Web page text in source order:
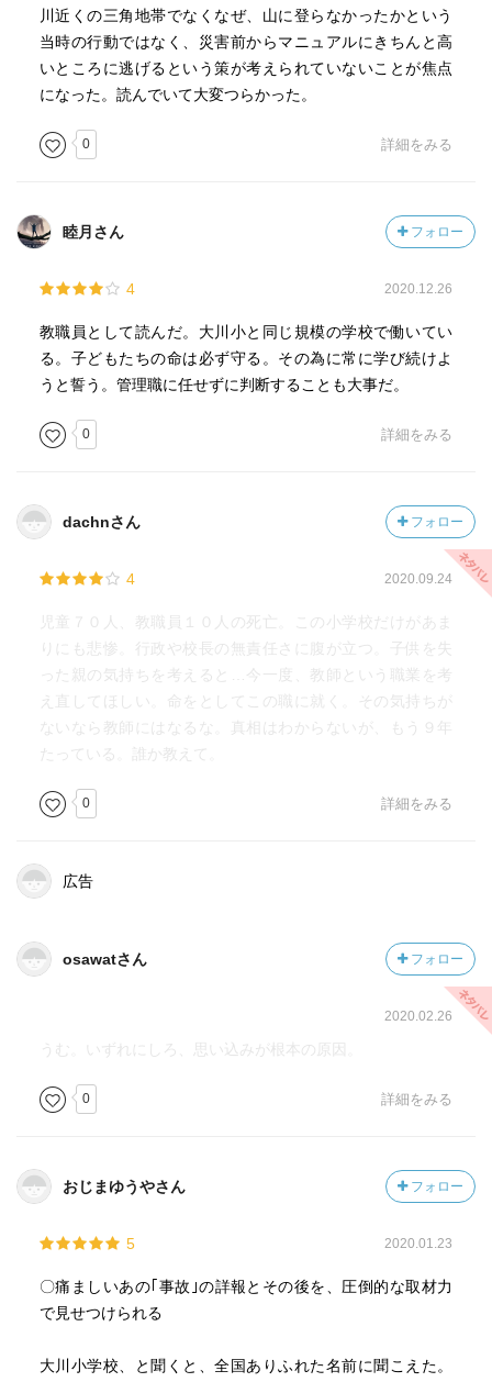
後の対策が求められる。
その意義を強調し、それに触発された他自治体の動きを取
り上げて、この本は締めくくられている。
遺族にとって、1審・2審とも前を向ける判決でもなく、情
報開示でもない。そこは疑いようがない。
ては得るべき部分もあったのではないか、というのが河北
新報なりの解釈なのかな、と。
それが正しい解釈なのかは…よくわからない。
ただ…こういう「どれも100点の答えにはならない問い」に
答えを出すのって学校は苦手。
な状況の中での一縷の望み、なのやもしれない。
川近くの三角地帯でなくなぜ、山に登らなかったかという
当時の行動ではなく、災害前からマニュアルにきちんと高
いところに逃げるという策が考えられていないことが焦点
になった。読んでいて大変つらかった。
0 詳細をみる
睦月さん フォロー
4 2020.12.26
教職員として読んだ。大川小と同じ規模の学校で働いてい
る。子どもたちの命は必ず守る。その為に常に学び続けよ
うと誓う。管理職に任せずに判断することも大事だ。
0 詳細をみる
dachnさん フォロー
4 2020.09.24
児童７０人、教職員１０人の死亡。この小学校だけがあま
りにも悲惨。行政や校長の無責任さに腹が立つ。子供を失
った親の気持ちを考えると…今一度、教師という職業を考
え直してほしい。命をとしてこの職に就く。その気持ちが
ないなら教師にはなるな。真相はわからないが、もう９年
たっている。誰か教えて。
0 詳細をみる
広告
osawatさん フォロー
2020.02.26
うむ。いずれにしろ、思い込みが根本の原因。
0 詳細をみる
おじまゆうやさん フォロー
5 2020.01.23
〇痛ましいあの｢事故｣の詳報とその後を、圧倒的な取材力
で見せつけられる
大川小学校、と聞くと、全国ありふれた名前に聞こえた。